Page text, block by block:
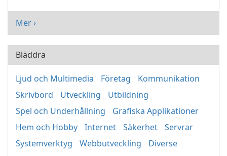
Mer ›
Bläddra
Ljud och Multimedia Företag
Kommunikation
Skrivbord
Utveckling
Utbildning
Spel och Underhållning
Grafiska Applikationer
Hem och Hobby
Internet Säkerhet
Servrar
Systemverktyg
Webbutveckling Diverse